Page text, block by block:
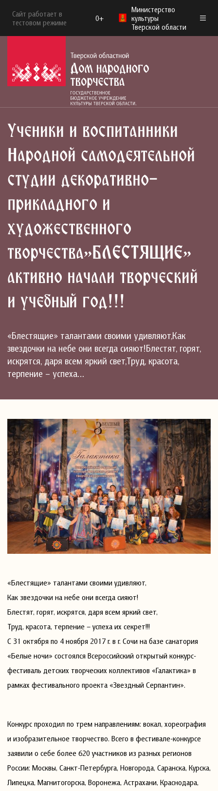
Сайт работает в
тестовом режиме
0+
Министерство
культуры
Тверской области
Ученики и воспитанники
Народной самодеятельной
студии декоративно-
прикладного и
художественного
творчества»БЛЕСТЯЩИЕ»
активно начали творческий
и учебный год!!!
«Блестящие» талантами своими удивляют,Как
звездочки на небе они всегда сияют!Блестят, горят,
искрятся, даря всем яркий свет,Труд, красота,
терпение – успеха…
«Блестящие» талантами своими удивляют,
Как звездочки на небе они всегда сияют!
Блестят, горят, искрятся, даря всем яркий свет,
Труд, красота, терпение – успеха их секрет!!!
С 31 октября по 4 ноября 2017 г. в г. Сочи на базе санатория
«Белые ночи» состоялся Всероссийский открытый конкурс-
фестиваль детских творческих коллективов «Галактика» в
рамках фестивального проекта «Звездный Серпантин».
Конкурс проходил по трем направлениям: вокал, хореография
и изобразительное творчество. Всего в фестивале-конкурсе
заявили о себе более 620 участников из разных регионов
России: Москвы, Санкт-Петербурга, Новгорода, Саранска, Курска,
Липецка, Магнитогорска, Воронежа, Астрахани, Краснодара,